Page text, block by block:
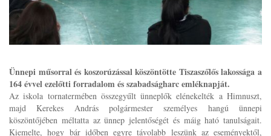
Ünnepi műsorral és koszorúzással köszöntötte Tiszaszőlős lakossága a
164 évvel ezelőtti forradalom és szabadságharc emléknapját.
Az iskola tornatermében összegyűlt ünneplők elénekelték a Himnuszt,
majd Kerekes András polgármester személyes hangú ünnepi
köszöntőjében méltatta az ünnep jelentőségét és máig ható tanulságait.
Kiemelte, hogy bár időben egyre távolabb leszünk az eseményektől,